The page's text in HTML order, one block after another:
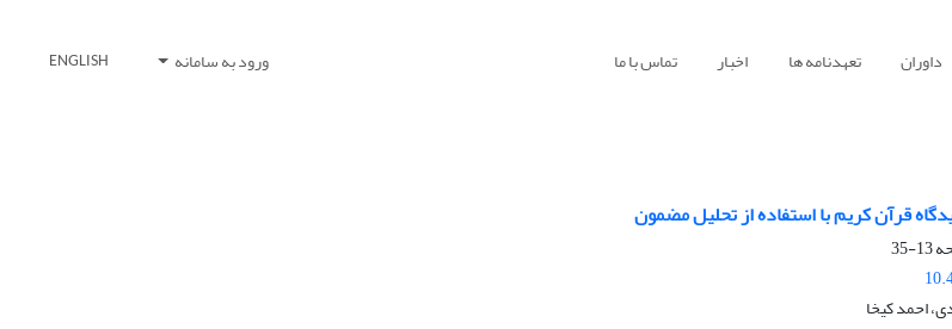
داوران تعهدنامه ها اخبار تماس با ما ورود به سامانه ENGLISH
قرآن کریم با استفاده از تحلیل مضمون
13-35
احمد کیخا